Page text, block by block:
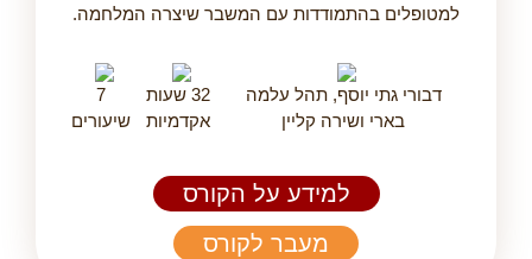
למטופלים בהתמודדות עם המשבר שיצרה המלחמה.
דבורי גתי יוסף, תהל עלמה
בארי ושירה קליין
32 שעות
אקדמיות
7
שיעורים
למידע על הקורס
מעבר לקורס